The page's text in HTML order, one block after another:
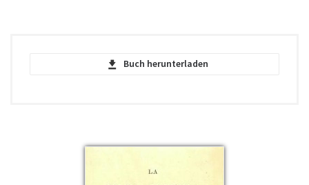
Buch herunterladen
La divina commedia - Dante Alighieri -
epub | 260.11 KB | 3608 hits